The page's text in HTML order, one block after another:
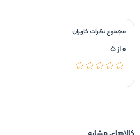
مجموع نظرات کاربران
0از 5